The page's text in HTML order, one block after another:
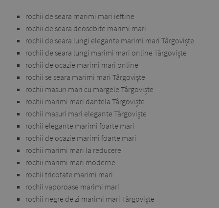
rochii de seara marimi mari ieftine
rochii de seara deosebite marimi mari
rochii de seara lungi elegante marimi mari Târgoviște
rochii de seara lungi marimi mari online Târgoviște
rochii de ocazie marimi mari online
rochii se seara marimi mari Târgoviște
rochii masuri mari cu margele Târgoviște
rochii marimi mari dantela Târgoviște
rochii masuri mari elegante Târgoviște
rochii elegante marimi foarte mari
rochii de ocazie marimi foarte mari
rochii marimi mari la reducere
rochii marimi mari moderne
rochii tricotate marimi mari
rochii vaporoase marimi mari
rochii negre de zi marimi mari Târgoviște